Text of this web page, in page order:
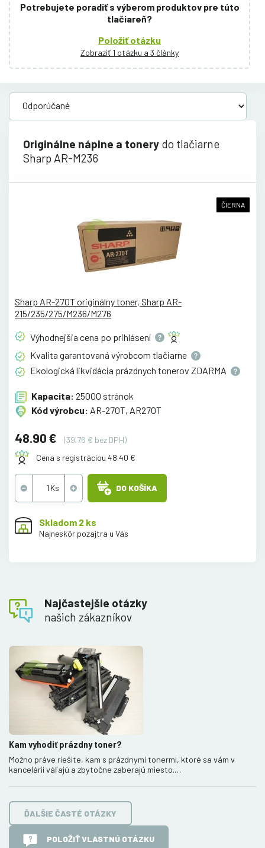
Potrebujete poradiť s výberom produktov pre túto
tlačiareň?
Položiť otázku
Zobraziť 1 otázku a 3 články
Originálne náplne a tonery do tlačiarne
Sharp AR-M236
ČIERNA
Sharp AR-270T originálny toner, Sharp AR-
215/235/275/M236/M276
Výhodnejšia cena po prihlásení
Kvalita garantovaná výrobcom tlačiarne
Ekologická likvidácia prázdnych tonerov ZDARMA
Kapacita: 25000 stránok
Kód výrobcu: AR-270T, AR270T
48.90 €
(39.76 € bez DPH)
Cena s registráciou 48.40 €
DO KOŠÍKA
Skladom 2 ks
Najneskôr pozajtra u Vás
Najčastejšie otázky
našich zákazníkov
Kam vyhodiť prázdny toner?
Možno práve riešite, kam s prázdnymi tonermi, ktoré sa vám v
kancelárií váľajú a zbytočne zaberajú miesto.…
ĎALŠIE ČASTÉ OTÁZKY
POLOŽIŤ VLASTNÚ OTÁZKU